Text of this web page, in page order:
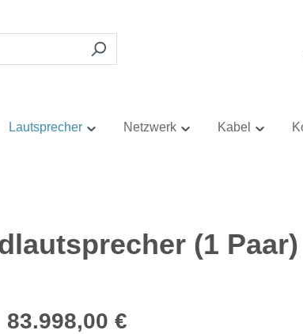
Lautsprecher Netzwerk Kabel
(1 Paar)
Regulärer Preis:
83.998,00 €